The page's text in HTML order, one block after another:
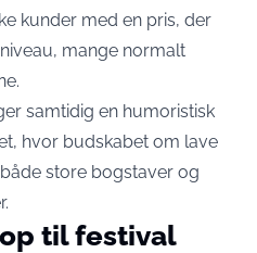
kunder med en pris, der
mange normalt
samtidig en humoristisk
hvor budskabet om lave
store bogstaver og
til festival